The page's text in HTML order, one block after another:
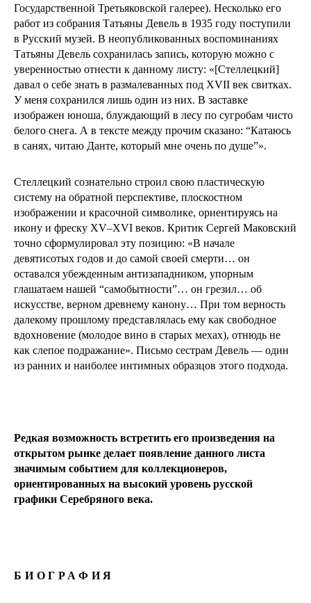
Государственной Третьяковской галерее). Несколько его
работ из собрания Татьяны Девель в 1935 году поступили
в Русский музей. В неопубликованных воспоминаниях
Татьяны Девель сохранилась запись, которую можно с
уверенностью отнести к данному листу: «[Стеллецкий]
давал о себе знать в размалеванных под XVII век свитках.
У меня сохранился лишь один из них. В заставке
изображен юноша, блуждающий в лесу по сугробам чисто
белого снега. А в тексте между прочим сказано: “Катаюсь
в санях, читаю Данте, который мне очень по душе”».
Стеллецкий сознательно строил свою пластическую
систему на обратной перспективе, плоскостном
изображении и красочной символике, ориентируясь на
икону и фреску XV–XVI веков. Критик Сергей Маковский
точно сформулировал эту позицию: «В начале
девятисотых годов и до самой своей смерти… он
оставался убежденным антизападником, упорным
глашатаем нашей “самобытности”… он грезил… об
искусстве, верном древнему канону… При том верность
далекому прошлому представлялась ему как свободное
вдохновение (молодое вино в старых мехах), отнюдь не
как слепое подражание». Письмо сестрам Девель — один
из ранних и наиболее интимных образцов этого подхода.
Редкая возможность встретить его произведения на
открытом рынке делает появление данного листа
значимым событием для коллекционеров,
ориентированных на высокий уровень русской
графики Серебряного века.
БИОГРАФИЯ